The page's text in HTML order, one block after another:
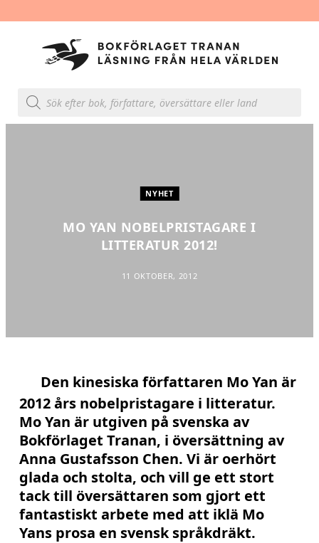
Produktsökning
NYHET
MO YAN NOBELPRISTAGARE I
LITTERATUR 2012!
11 OKTOBER, 2012
Den kinesiska författaren Mo Yan är
2012 års nobelpristagare i litteratur.
Mo Yan är utgiven på svenska av
Bokförlaget Tranan, i översättning av
Anna Gustafsson Chen. Vi är oerhört
glada och stolta, och vill ge ett stort
tack till översättaren som gjort ett
fantastiskt arbete med att iklä Mo
Yans prosa en svensk språkdräkt.